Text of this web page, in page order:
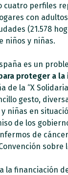
cuatro perfiles
con
(21.578
niños y niñas.
es un
proteger a la
de la “X
gesto,
niñas en
de los
de
la financiación